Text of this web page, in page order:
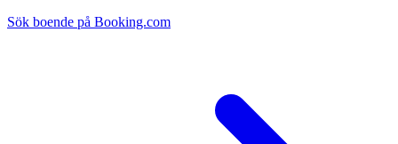
Sök boende på Booking.com